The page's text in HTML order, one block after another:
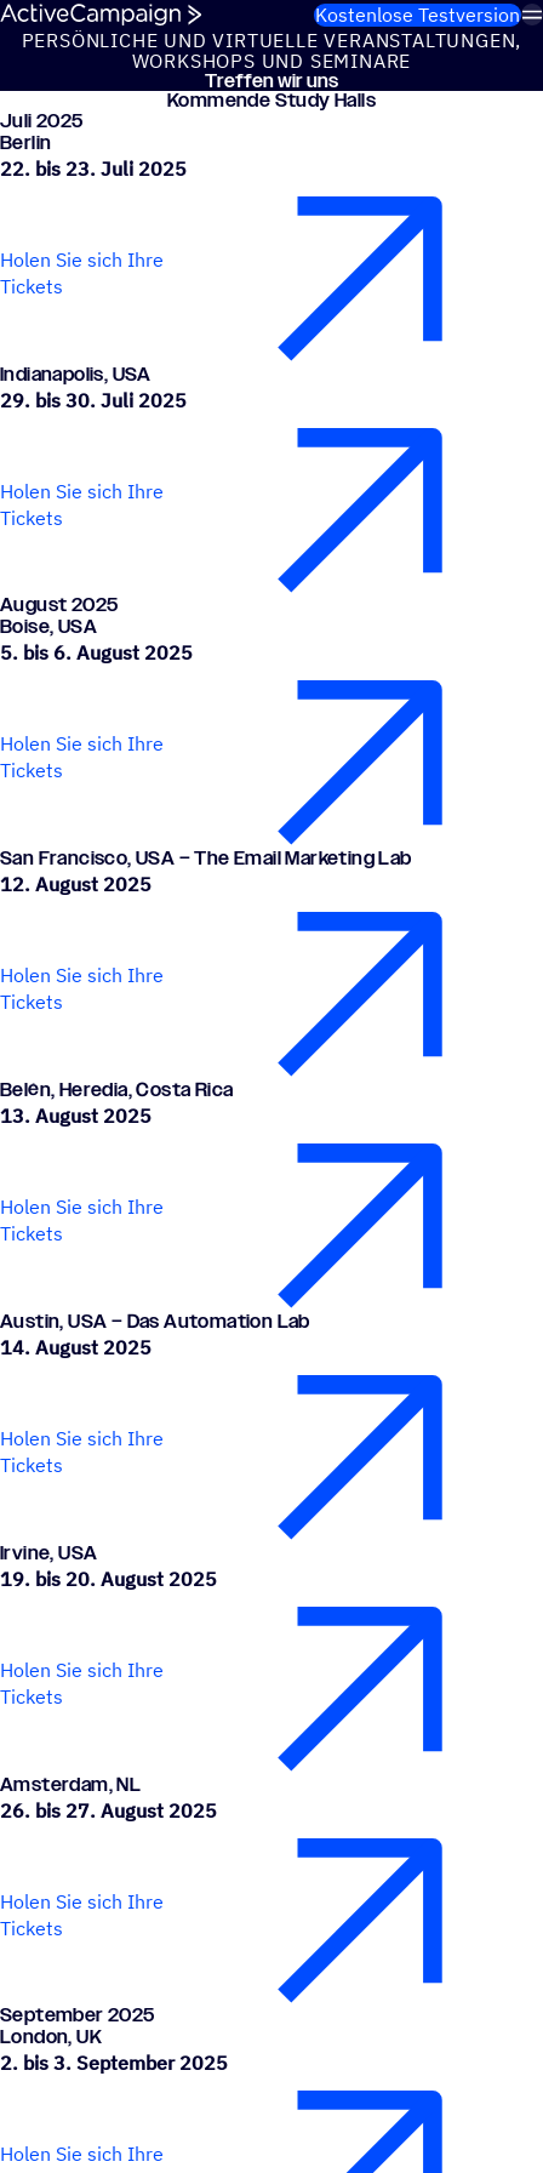
Weiter zum Inhalt
Kostenlose Testversion
PERSÖN­LI­CHE UND VIRTU­ELLE VERAN­STAL­TUN­GEN,
WORK­SHOPS UND SEMINARE
Treffen wir uns
Kommende Study Halls
Juli 2025
Berlin
22. bis 23. Juli 2025
Holen Sie sich Ihre
Tickets
India­na­po­lis, USA
29. bis 30. Juli 2025
Holen Sie sich Ihre
Tickets
August 2025
Boise, USA
5. bis 6. August 2025
Holen Sie sich Ihre
Tickets
San Fran­cisco, USA – The Email Marketing Lab
12. August 2025
Holen Sie sich Ihre
Tickets
Belén, Heredia, Costa Rica
13. August 2025
Holen Sie sich Ihre
Tickets
Austin, USA – Das Automation Lab
14. August 2025
Holen Sie sich Ihre
Tickets
Irvine, USA
19. bis 20. August 2025
Holen Sie sich Ihre
Tickets
Amster­dam, NL
26. bis 27. August 2025
Holen Sie sich Ihre
Tickets
Septem­ber 2025
London, UK
2. bis 3. September 2025
Holen Sie sich Ihre